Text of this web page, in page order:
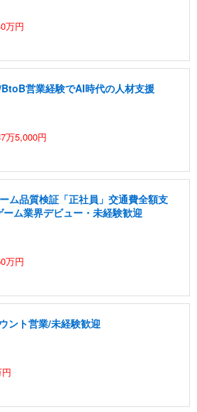
万円
営業経験でAI時代の人材支援
万5,000円
ム品質検証「正社員」交通費全額支
ム業界デビュー・未経験歓迎
万円
ント営業/未経験歓迎